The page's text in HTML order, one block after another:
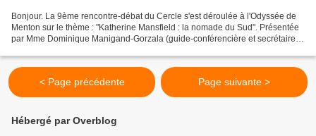
Bonjour. La 9ème rencontre-débat du Cercle s'est déroulée à l'Odyssée de
Menton sur le thème : "Katherine Mansfield : la nomade du Sud". Présentée
par Mme Dominique Manigand-Gorzala (guide-conférencière et secrétaire
< Page précédente Page suivante >
Hébergé par Overblog